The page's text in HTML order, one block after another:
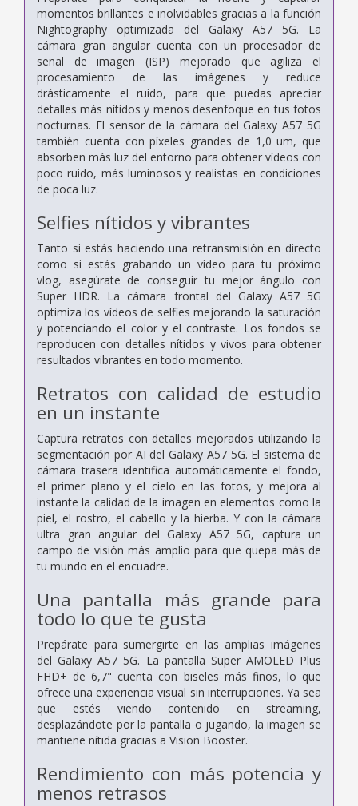
momentos brillantes e inolvidables gracias a la función
Nightography optimizada del Galaxy A57 5G. La
cámara gran angular cuenta con un procesador de
señal de imagen (ISP) mejorado que agiliza el
procesamiento de las imágenes y reduce
drásticamente el ruido, para que puedas apreciar
detalles más nítidos y menos desenfoque en tus fotos
nocturnas. El sensor de la cámara del Galaxy A57 5G
también cuenta con píxeles grandes de 1,0 um, que
absorben más luz del entorno para obtener vídeos con
poco ruido, más luminosos y realistas en condiciones
de poca luz.
Selfies nítidos y vibrantes
Tanto si estás haciendo una retransmisión en directo
como si estás grabando un vídeo para tu próximo
vlog, asegúrate de conseguir tu mejor ángulo con
Super HDR. La cámara frontal del Galaxy A57 5G
optimiza los vídeos de selfies mejorando la saturación
y potenciando el color y el contraste. Los fondos se
reproducen con detalles nítidos y vivos para obtener
resultados vibrantes en todo momento.
Retratos con calidad de estudio
en un instante
Captura retratos con detalles mejorados utilizando la
segmentación por AI del Galaxy A57 5G. El sistema de
cámara trasera identifica automáticamente el fondo,
el primer plano y el cielo en las fotos, y mejora al
instante la calidad de la imagen en elementos como la
piel, el rostro, el cabello y la hierba. Y con la cámara
ultra gran angular del Galaxy A57 5G, captura un
campo de visión más amplio para que quepa más de
tu mundo en el encuadre.
Una pantalla más grande para
todo lo que te gusta
Prepárate para sumergirte en las amplias imágenes
del Galaxy A57 5G. La pantalla Super AMOLED Plus
FHD+ de 6,7" cuenta con biseles más finos, lo que
ofrece una experiencia visual sin interrupciones. Ya sea
que estés viendo contenido en streaming,
desplazándote por la pantalla o jugando, la imagen se
mantiene nítida gracias a Vision Booster.
Rendimiento con más potencia y
menos retrasos